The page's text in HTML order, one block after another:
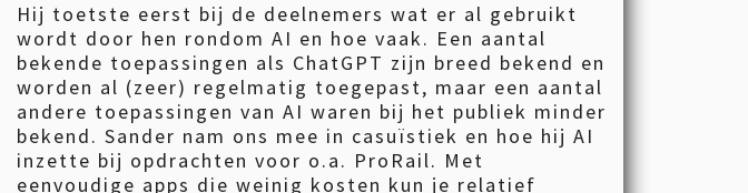
Hij toetste eerst bij de deelnemers wat er al gebruikt
wordt door hen rondom AI en hoe vaak. Een aantal
bekende toepassingen als ChatGPT zijn breed bekend en
worden al (zeer) regelmatig toegepast, maar een aantal
andere toepassingen van AI waren bij het publiek minder
bekend. Sander nam ons mee in casuïstiek en hoe hij AI
inzette bij opdrachten voor o.a. ProRail. Met
eenvoudige apps die weinig kosten kun je relatief